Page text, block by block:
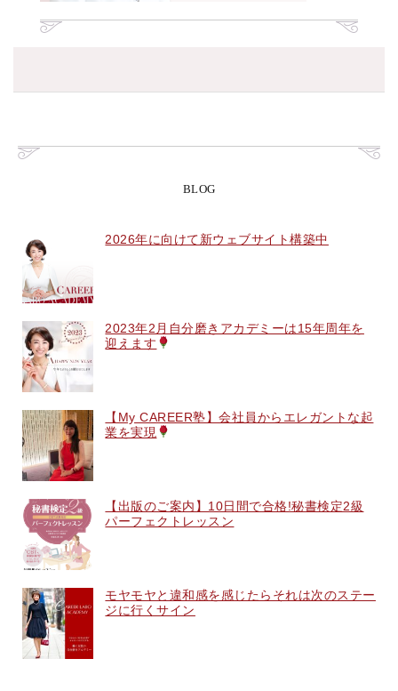
BLOG
2026年に向けて新ウェブサイト構築中
2023年2月自分磨きアカデミーは15年周年を
迎えます
【My CAREER塾】会社員からエレガントな起
業を実現
【出版のご案内】10日間で合格!秘書検定2級
パーフェクトレッスン
モヤモヤと違和感を感じたらそれは次のステー
ジに行くサイン